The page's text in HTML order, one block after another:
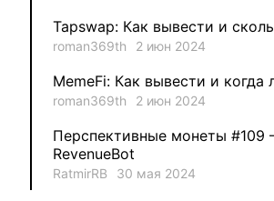
Kate_AAX 1
Tapswap: Как вывести и
roman369th 2 июн 2024
MemeFi: Как вывести и когда
roman369th 2 июн 2024
Перспективные монеты #109
RevenueBot
RatmirRB 30 мая 2024